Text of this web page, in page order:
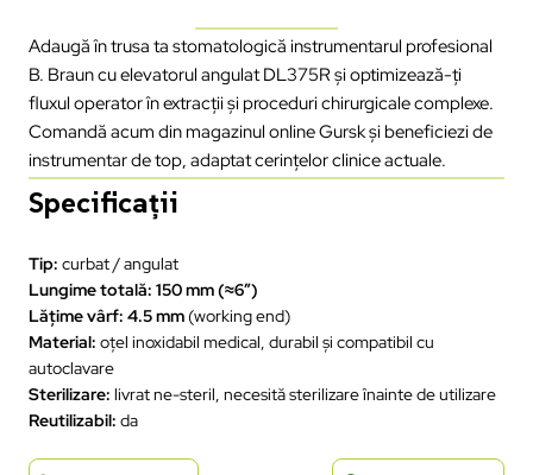
Adaugă în trusa ta stomatologică instrumentarul profesional
B. Braun cu elevatorul angulat DL375R și optimizează-ți
fluxul operator în extracții și proceduri chirurgicale complexe.
Comandă acum din magazinul online Gursk și beneficiezi de
instrumentar de top, adaptat cerințelor clinice actuale.
Specificații
Tip: curbat / angulat
Lungime totală: 150 mm (≈6″)
Lățime vârf: 4.5 mm (working end)
Material: oțel inoxidabil medical, durabil și compatibil cu
autoclavare
Sterilizare: livrat ne-steril, necesită sterilizare înainte de utilizare
Reutilizabil: da